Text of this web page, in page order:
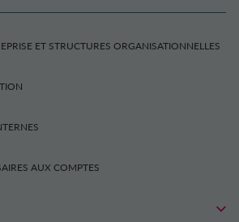
ET STRUCTURES ORGANISATIONNELLES
AUX COMPTES